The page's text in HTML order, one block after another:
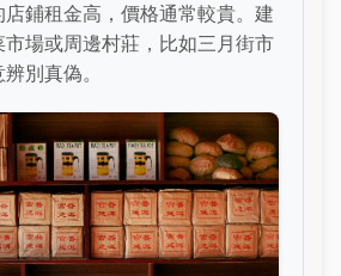
鋪租金高，價格通常較貴。建
場或周邊村莊，比如三月街市
別真偽。